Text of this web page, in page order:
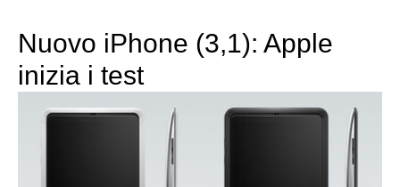
Nuovo iPhone (3,1): Apple
inizia i test